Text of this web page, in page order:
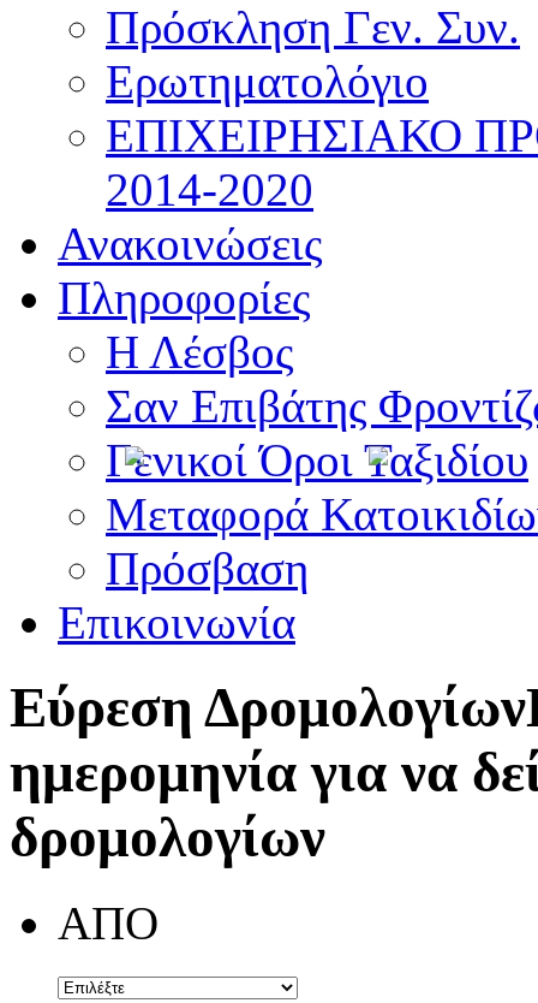
Πρόσκληση Γεν. Συν.
Ερωτηματολόγιο
ΕΠΙΧΕΙΡΗΣΙΑΚΟ
2014-2020
Ανακοινώσεις
Πληροφορίες
Η Λέσβος
Σαν Επιβάτης
Γενικοί Όροι Ταξιδίου
Μεταφορά
Πρόσβαση
Επικοινωνία
Εύρεση Δρομολογίων
ημερομηνία για να
δρομολογίων
ΑΠΟ